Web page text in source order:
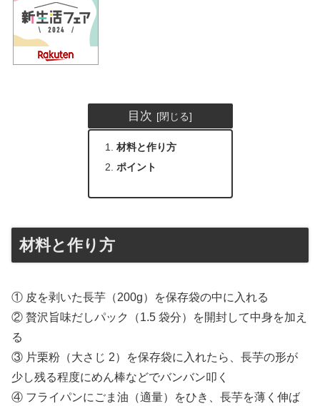
目次
材料と作り方
ポイント
材料と作り方
① 皮を剥いた長芋（200g）を保存袋の中に入れる
② 贅沢旨味だしパック（1.5 袋分）を開封して中身を加え
る
③ 片栗粉（大さじ 2）を保存袋に入れたら、長芋の形が
少し残る程度にめん棒などでバンバン叩く
④ フライパンにごま油（適量）をひき、長芋を薄く伸ば